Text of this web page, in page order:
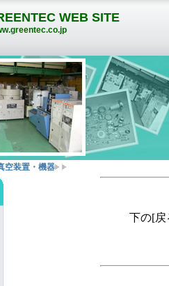
WEB SITE
空装置・機器
下の[戻